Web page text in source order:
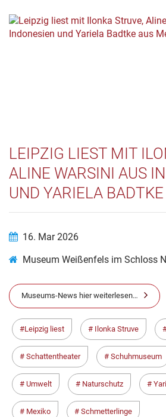
LEIPZIG LIEST MIT
ALINE WARSINI AUS
UND YARIELA
16. Mar 2026
Museum Weißenfels im Schloss
Museums-News hier weiterlesen…
Leipzig liest Ilonka Struve
Schattentheater Schuhmuseum
Umwelt Naturschutz
Mexiko Schmetterlinge